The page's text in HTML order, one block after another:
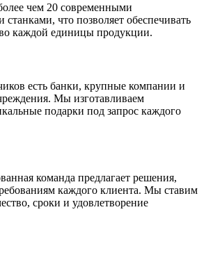
чем 20 современными
что позволяет обеспечивать
каждой единицы продукции.
есть банки, крупные компании и
Мы изготавливаем
подарки под запрос каждого
команда предлагает решения,
каждого клиента. Мы ставим
сроки и удовлетворение